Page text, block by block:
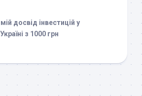
досвід інвестицій у
з 1000 грн